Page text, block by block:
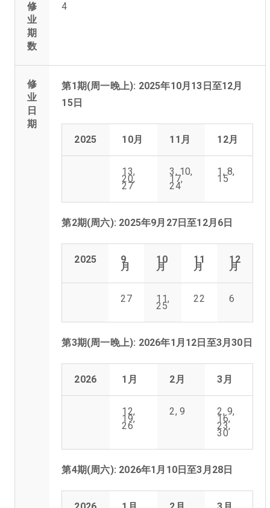
修
业
期
数
4
修
业
日
期
第1期(周一晚上): 2025年10月13日至12月
15日
2025 10月 11月 12月
13,
20,
27
3, 10,
17,
24
1, 8,
15
第2期(周六): 2025年9月27日至12月6日
2025 9
月
10
月
11
月
12
月
27 11,
25
22 6
第3期(周一晚上): 2026年1月12日至3月30日
2026 1月 2月 3月
12,
19,
26
2, 9 2, 9,
16,
23,
30
第4期(周六): 2026年1月10日至3月28日